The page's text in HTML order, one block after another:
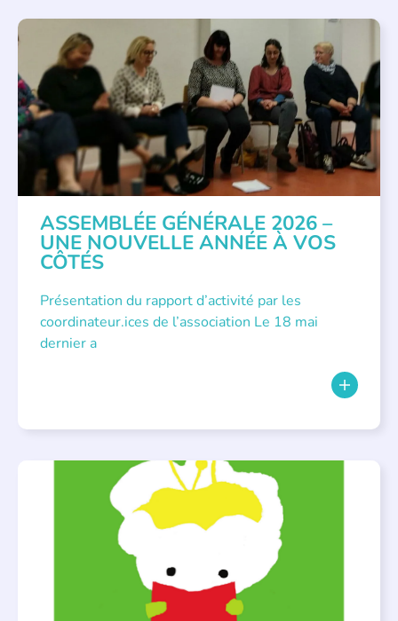
APPEL À SOUTIEN , VIE DE L'ASSOCIATION
ASSEMBLÉE GÉNÉRALE 2026 –
UNE NOUVELLE ANNÉE À VOS
CÔTÉS
Présentation du rapport d’activité par les
coordinateur.ices de l’association Le 18 mai
dernier a
BIBLIOTHÈQUES ÉVÉNEMENTS , LECTURE INDIVIDUALISÉE
LITTÉRATURE JEUNESSE